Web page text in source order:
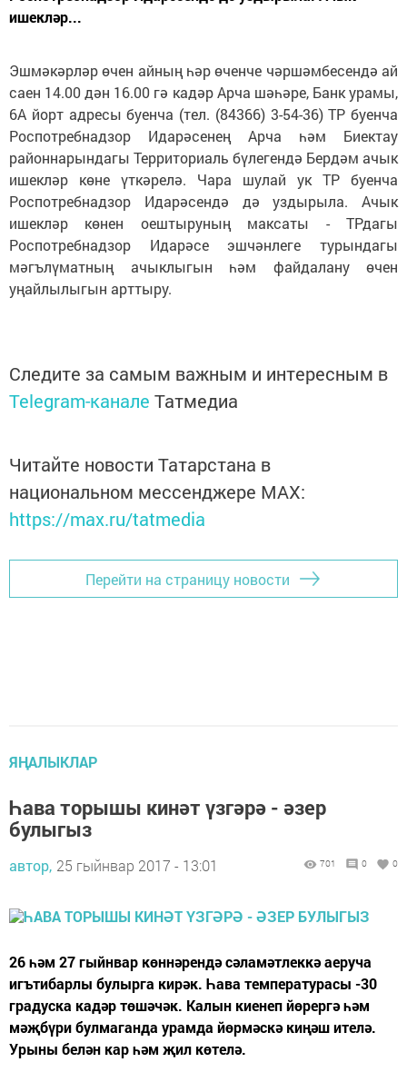
ишекләр...
Эшмәкәрләр өчен айның һәр өченче чәршәмбесендә ай
саен 14.00 дән 16.00 гә кадәр Арча шәһәре, Банк урамы,
6А йорт адресы буенча (тел. (84366) 3-54-36) ТР буенча
Роспотребнадзор Идарәсенең Арча һәм Биектау
районнарындагы Территориаль бүлегендә Бердәм ачык
ишекләр көне үткәрелә. Чара шулай ук ТР буенча
Роспотребнадзор Идарәсендә дә уздырыла. Ачык
ишекләр көнен оештыруның максаты - ТРдагы
Роспотребнадзор Идарәсе эшчәнлеге турындагы
мәгълүматның ачыклыгын һәм файдалану өчен
уңайлылыгын арттыру.
Следите за самым важным и интересным в
Telegram-канале Татмедиа
Читайте новости Татарстана в
национальном мессенджере MАХ:
https://max.ru/tatmedia
Перейти на страницу новости
ЯҢАЛЫКЛАР
Һава торышы кинәт үзгәрә - әзер
булыгыз
автор, 25 гыйнвар 2017 - 13:01 701 0 0
26 һәм 27 гыйнвар көннәрендә сәламәтлеккә аеруча
игътибарлы булырга кирәк. Һава температурасы -30
градуска кадәр төшәчәк. Калын киенеп йөрергә һәм
мәҗбүри булмаганда урамда йөрмәскә киңәш ителә.
Урыны белән кар һәм җил көтелә.